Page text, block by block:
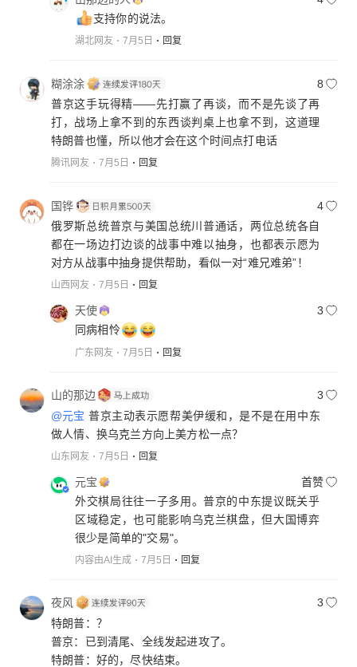
支持你的说法。
湖北网友 7月5日 回复
糊涂涂
8
普京这手玩得精——先打赢了再谈，而不是先谈了再
打，战场上拿不到的东西谈判桌上也拿不到，这道理
特朗普也懂，所以他才会在这个时间点打电话
腾讯网友 7月5日 回复
国铧
4
俄罗斯总统普京与美国总统川普通话，两位总统各自
都在一场边打边谈的战事中难以抽身，也都表示愿为
对方从战事中抽身提供帮助，看似一对“难兄难弟”！
山西网友 7月5日 回复
天使
3
同病相怜
广东网友 7月5日 回复
山的那边
3
@元宝 普京主动表示愿帮美伊缓和，是不是在用中东
做人情、换乌克兰方向上美方松一点？
山东网友 7月5日 回复
元宝
首赞
外交棋局往往一子多用。普京的中东提议既关乎
区域稳定，也可能影响乌克兰棋盘，但大国博弈
很少是简单的"交易"。
内容由AI生成 7月5日 回复
夜风
3
特朗普：？
普京：已到清尾、全线发起进攻了。
特朗普：好的，尽快结束。